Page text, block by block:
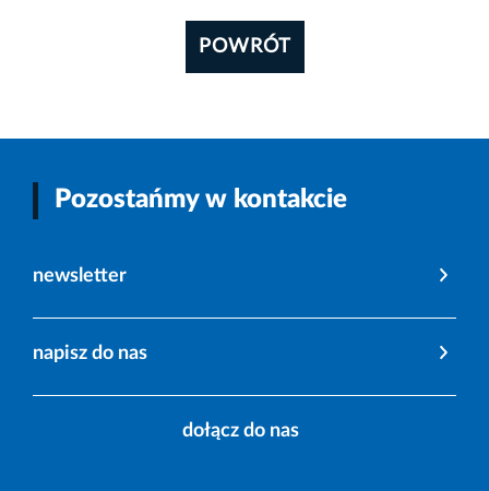
POWRÓT
Pozostańmy w kontakcie
newsletter
napisz do nas
dołącz do nas